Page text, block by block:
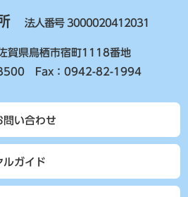
法人番号 3000020412031
賀県鳥栖市宿町1118番地
Fax：0942-82-1994
問い合わせ
ルガイド